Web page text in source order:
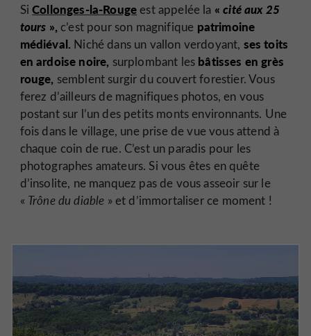
SiCollonges-la-Rougeest appelée la «cité aux 25
tours »,c’est pour son magnifique patrimoine
médiéval. Niché dans un vallon verdoyant, ses toits
en ardoise noire, surplombant les bâtisses en grès
rouge, semblent surgir du couvert forestier. Vous
ferez d’ailleurs de magnifiques photos, en vous
postant sur l’un des petits monts environnants. Une
fois dans le village, une prise de vue vous attend à
chaque coin de rue. C’est un paradis pour les
photographes amateurs. Si vous êtes en quête
d’insolite, ne manquez pas de vous asseoir sur le
« Trône du diable » et d’immortaliser ce moment !